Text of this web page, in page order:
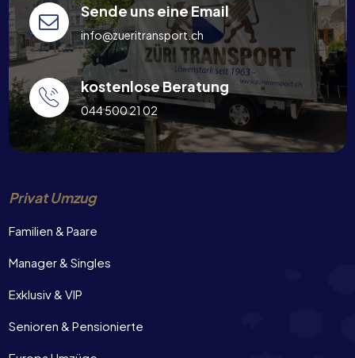
Sende uns eine Email
info@zueritransport.ch
kostenlose Beratung
044 500 21 02
Privat Umzug
Familien & Paare
Manager & Singles
Exklusiv & VIP
Senioren & Pensionierte